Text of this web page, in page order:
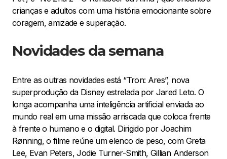
crianças e adultos com uma história emocionante sobre
coragem, amizade e superação.
Novidades da semana
Entre as outras novidades está “Tron: Ares”, nova
superprodução da Disney estrelada por Jared Leto. O
longa acompanha uma inteligência artificial enviada ao
mundo real em uma missão arriscada que coloca frente
à frente o humano e o digital. Dirigido por Joachim
Rønning, o filme reúne um elenco de peso, com Greta
Lee, Evan Peters, Jodie Turner-Smith, Gillian Anderson